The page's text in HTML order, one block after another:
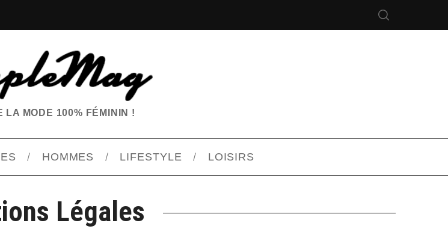
LA MODE 100% FÉMININ !
HOMMES LIFESTYLE LOISIRS
Légales